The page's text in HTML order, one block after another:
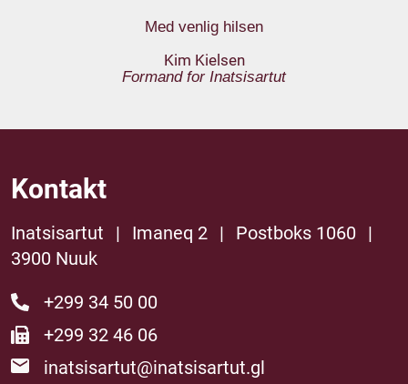
Med venlig hilsen
Kim Kielsen
Formand for Inatsisartut
Kontakt
Inatsisartut | Imaneq 2 | Postboks 1060
|
3900 Nuuk
+299 34 50 00
+299 32 46 06
inatsisartut@inatsisartut.gl